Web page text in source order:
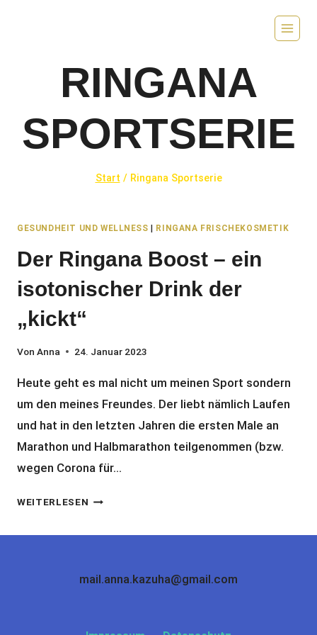
RINGANA
SPORTSERIE
Start / Ringana Sportserie
GESUNDHEIT UND WELLNESS RINGANA FRISCHEKOSMETIK
Der Ringana Boost – ein
isotonischer Drink der
„kickt“
Von Anna 24. Januar 2023
Heute geht es mal nicht um meinen Sport sondern
um den meines Freundes. Der liebt nämlich Laufen
und hat in den letzten Jahren die ersten Male an
Marathon und Halbmarathon teilgenommen (bzw.
wegen Corona für…
WEITERLESEN DER
BOOST
ISOTONISCHER
mail.anna.kazuha@gmail.com